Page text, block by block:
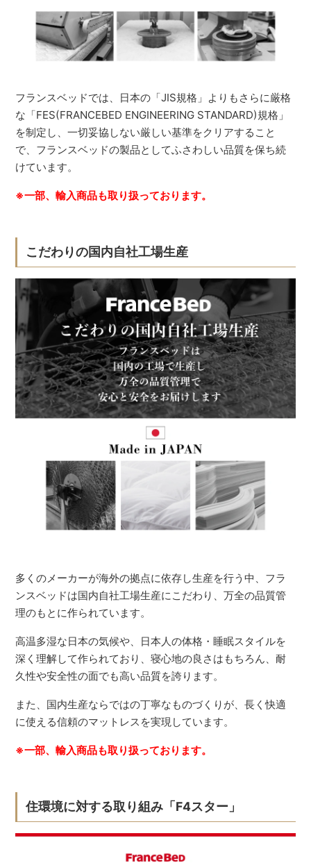
フランスベッドでは、日本の「JIS規格」よりもさらに厳格
な「FES(FRANCEBED ENGINEERING STANDARD)規格」
を制定し、一切妥協しない厳しい基準をクリアすること
で、フランスベッドの製品としてふさわしい品質を保ち続
けています。
※一部、輸入商品も取り扱っております。
こだわりの国内自社工場生産
多くのメーカーが海外の拠点に依存し生産を行う中、フラ
ンスベッドは国内自社工場生産にこだわり、万全の品質管
理のもとに作られています。
高温多湿な日本の気候や、日本人の体格・睡眠スタイルを
深く理解して作られており、寝心地の良さはもちろん、耐
久性や安全性の面でも高い品質を誇ります。
また、国内生産ならではの丁寧なものづくりが、長く快適
に使える信頼のマットレスを実現しています。
※一部、輸入商品も取り扱っております。
住環境に対する取り組み「F4スター」